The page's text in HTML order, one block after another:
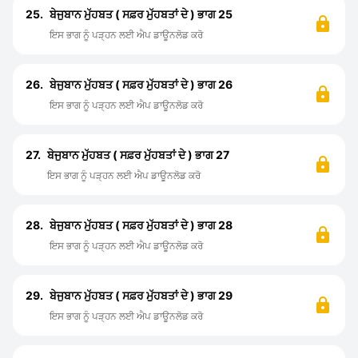
25. ਬੇਜੁਬਾਨ ਮੁੱਹਬਤ ( ਸਫ਼ਰ ਮੁੱਹਬਤਾਂ ਦੇ ) ਭਾਗ 25
ਇਸ ਭਾਗ ਨੂੰ ਪੜ੍ਹਨ ਲਈ ਐਪ ਡਾਊਨਲੋਡ ਕਰੋ
26. ਬੇਜੁਬਾਨ ਮੁੱਹਬਤ ( ਸਫ਼ਰ ਮੁੱਹਬਤਾਂ ਦੇ ) ਭਾਗ 26
ਇਸ ਭਾਗ ਨੂੰ ਪੜ੍ਹਨ ਲਈ ਐਪ ਡਾਊਨਲੋਡ ਕਰੋ
27. ਬੇਜੁਬਾਨ ਮੁੱਹਬਤ ( ਸਫ਼ਰ ਮੁੱਹਬਤਾਂ ਦੇ ) ਭਾਗ 27
ਇਸ ਭਾਗ ਨੂੰ ਪੜ੍ਹਨ ਲਈ ਐਪ ਡਾਊਨਲੋਡ ਕਰੋ
28. ਬੇਜੁਬਾਨ ਮੁੱਹਬਤ ( ਸਫ਼ਰ ਮੁੱਹਬਤਾਂ ਦੇ ) ਭਾਗ 28
ਇਸ ਭਾਗ ਨੂੰ ਪੜ੍ਹਨ ਲਈ ਐਪ ਡਾਊਨਲੋਡ ਕਰੋ
29. ਬੇਜੁਬਾਨ ਮੁੱਹਬਤ ( ਸਫ਼ਰ ਮੁੱਹਬਤਾਂ ਦੇ ) ਭਾਗ 29
ਇਸ ਭਾਗ ਨੂੰ ਪੜ੍ਹਨ ਲਈ ਐਪ ਡਾਊਨਲੋਡ ਕਰੋ